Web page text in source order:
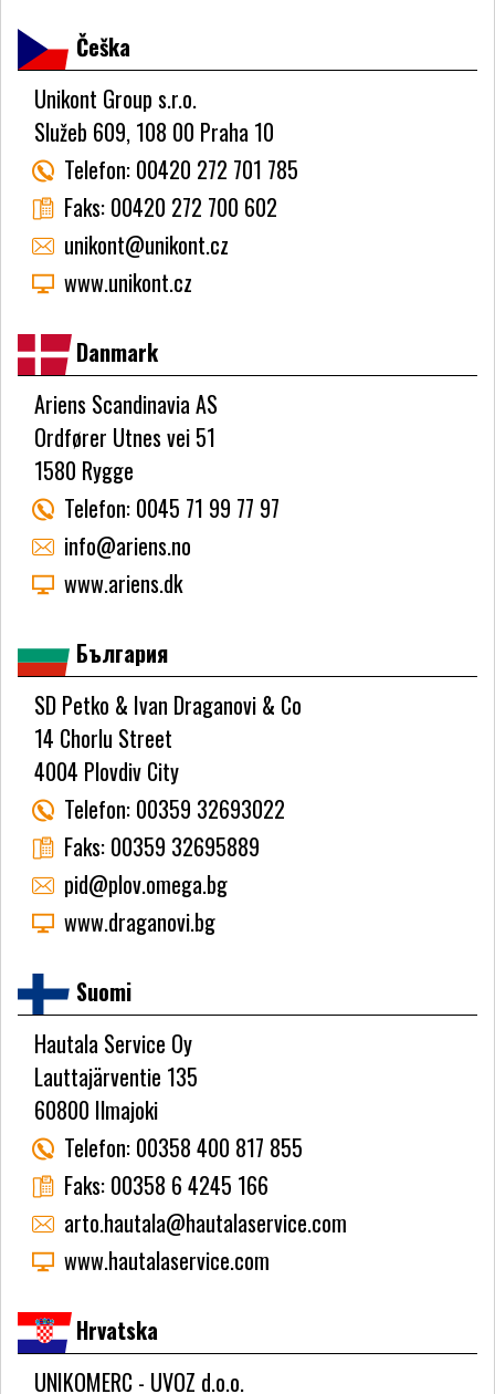
Češka
Unikont Group s.r.o.
Služeb 609, 108 00 Praha 10
Telefon: 00420 272 701 785
Faks: 00420 272 700 602
unikont@unikont.cz
www.unikont.cz
Danmark
Ariens Scandinavia AS
Ordfører Utnes vei 51
1580 Rygge
Telefon: 0045 71 99 77 97
info@ariens.no
www.ariens.dk
България
SD Petko & Ivan Draganovi & Co
14 Chorlu Street
4004 Plovdiv City
Telefon: 00359 32693022
Faks: 00359 32695889
pid@plov.omega.bg
www.draganovi.bg
Suomi
Hautala Service Oy
Lauttajärventie 135
60800 Ilmajoki
Telefon: 00358 400 817 855
Faks: 00358 6 4245 166
arto.hautala@hautalaservice.com
www.hautalaservice.com
Hrvatska
UNIKOMERC - UVOZ d.o.o.